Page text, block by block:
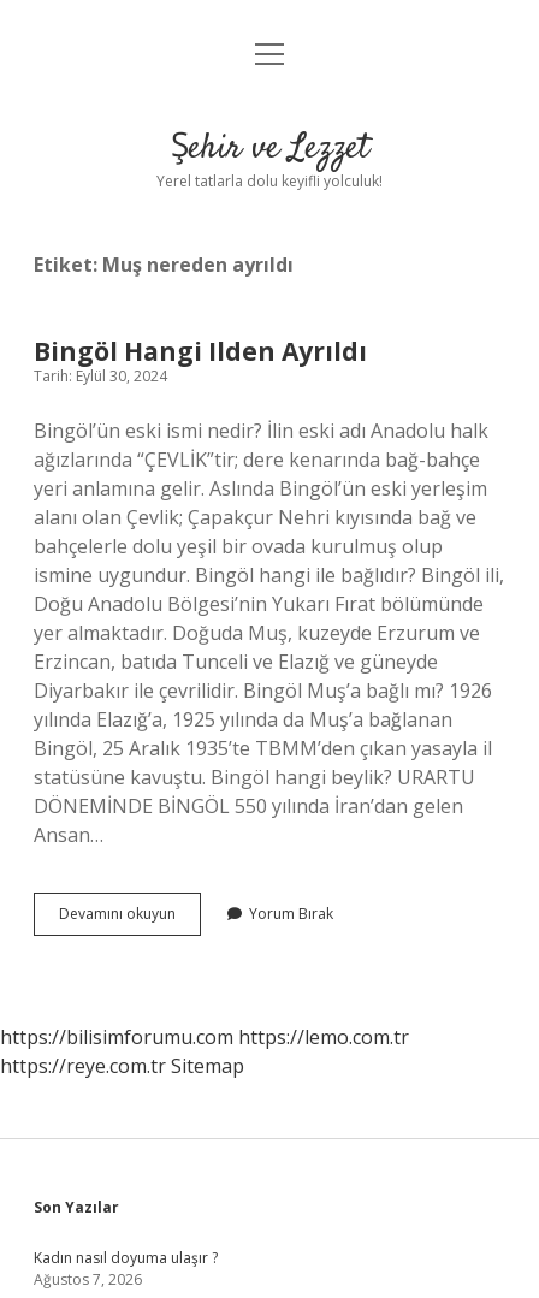
Anasayfa
Yasal Uyarı
menüyü
Şehir ve Lezzet
Yerel tatlarla dolu keyifli yolculuk!
Etiket: Muş nereden ayrıldı
Bingöl Hangi Ilden Ayrıldı
Tarih: Eylül 30, 2024
Bingöl’ün eski ismi nedir? İlin eski adı Anadolu halk
ağızlarında “ÇEVLİK”tir; dere kenarında bağ-bahçe
yeri anlamına gelir. Aslında Bingöl’ün eski yerleşim
alanı olan Çevlik; Çapakçur Nehri kıyısında bağ ve
bahçelerle dolu yeşil bir ovada kurulmuş olup
ismine uygundur. Bingöl hangi ile bağlıdır? Bingöl ili,
Doğu Anadolu Bölgesi’nin Yukarı Fırat bölümünde
yer almaktadır. Doğuda Muş, kuzeyde Erzurum ve
Erzincan, batıda Tunceli ve Elazığ ve güneyde
Diyarbakır ile çevrilidir. Bingöl Muş’a bağlı mı? 1926
yılında Elazığ’a, 1925 yılında da Muş’a bağlanan
Bingöl, 25 Aralık 1935’te TBMM’den çıkan yasayla il
statüsüne kavuştu. Bingöl hangi beylik? URARTU
DÖNEMİNDE BİNGÖL 550 yılında İran’dan gelen
Ansan…
Devamını okuyun
Hangi
Yorum Bırak
https://bilisimforumu.com https://lemo.com.tr
https://reye.com.trSitemap
Sidebar
Son Yazılar
Kadın nasıl doyuma ulaşır ?
Ağustos 7, 2026